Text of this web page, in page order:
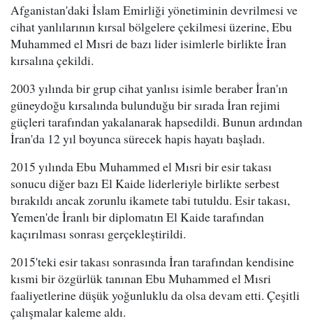
Afganistan'daki İslam Emirliği yönetiminin devrilmesi ve
cihat yanlılarının kırsal bölgelere çekilmesi üzerine, Ebu
Muhammed el Mısri de bazı lider isimlerle birlikte İran
kırsalına çekildi.
2003 yılında bir grup cihat yanlısı isimle beraber İran'ın
güneydoğu kırsalında bulunduğu bir sırada İran rejimi
güçleri tarafından yakalanarak hapsedildi. Bunun ardından
İran'da 12 yıl boyunca sürecek hapis hayatı başladı.
2015 yılında Ebu Muhammed el Mısri bir esir takası
sonucu diğer bazı El Kaide liderleriyle birlikte serbest
bırakıldı ancak zorunlu ikamete tabi tutuldu. Esir takası,
Yemen'de İranlı bir diplomatın El Kaide tarafından
kaçırılması sonrası gerçekleştirildi.
2015'teki esir takası sonrasında İran tarafından kendisine
kısmi bir özgürlük tanınan Ebu Muhammed el Mısri
faaliyetlerine düşük yoğunluklu da olsa devam etti. Çeşitli
çalışmalar kaleme aldı.